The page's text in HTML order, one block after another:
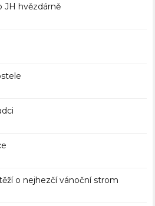
JH hvězdárně
o nejhezčí vánoční strom